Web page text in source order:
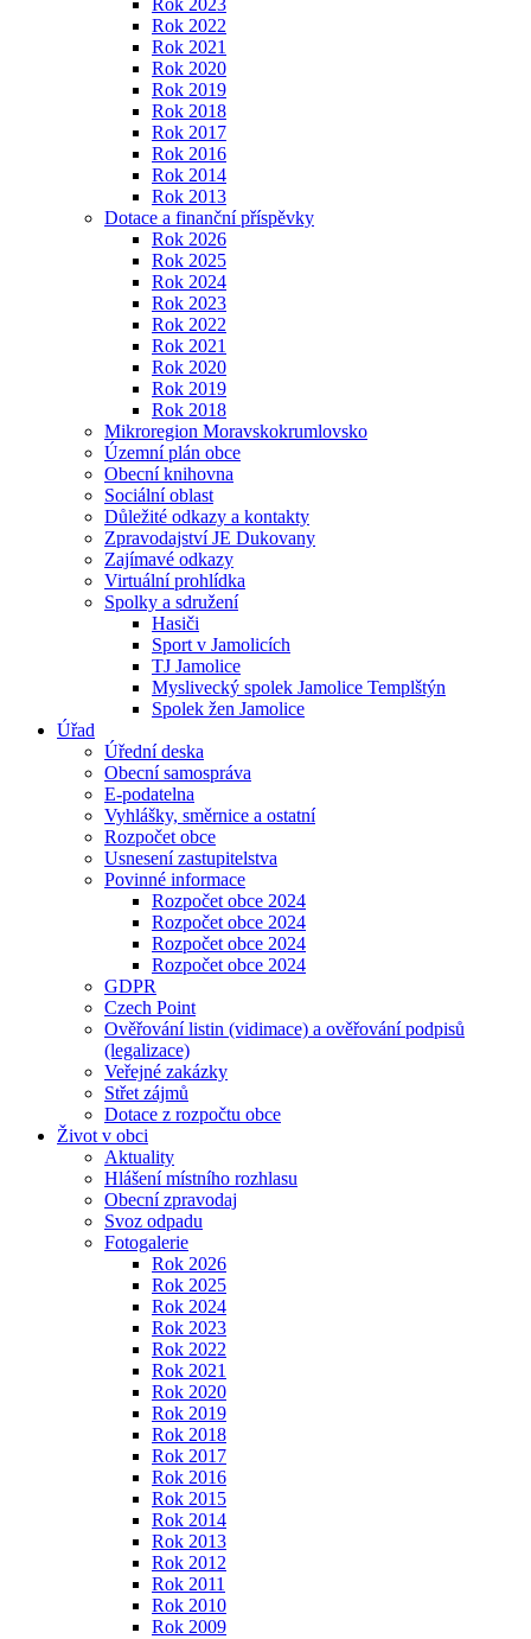
Rok 2023
Rok 2022
Rok 2021
Rok 2020
Rok 2019
Rok 2018
Rok 2017
Rok 2016
Rok 2014
Rok 2013
Dotace a finanční příspěvky
Rok 2026
Rok 2025
Rok 2024
Rok 2023
Rok 2022
Rok 2021
Rok 2020
Rok 2019
Rok 2018
Mikroregion Moravskokrumlovsko
Územní plán obce
Obecní knihovna
Sociální oblast
Důležité odkazy a kontakty
Zpravodajství JE Dukovany
Zajímavé odkazy
Virtuální prohlídka
Spolky a sdružení
Hasiči
Sport v Jamolicích
TJ Jamolice
Myslivecký spolek Jamolice Templštýn
Spolek žen Jamolice
Úřad
Úřední deska
Obecní samospráva
E-podatelna
Vyhlášky, směrnice a ostatní
Rozpočet obce
Usnesení zastupitelstva
Povinné informace
Rozpočet obce 2024
Rozpočet obce 2024
Rozpočet obce 2024
Rozpočet obce 2024
GDPR
Czech Point
Ověřování listin (vidimace) a ověřování podpisů
(legalizace)
Veřejné zakázky
Střet zájmů
Dotace z rozpočtu obce
Život v obci
Aktuality
Hlášení místního rozhlasu
Obecní zpravodaj
Svoz odpadu
Fotogalerie
Rok 2026
Rok 2025
Rok 2024
Rok 2023
Rok 2022
Rok 2021
Rok 2020
Rok 2019
Rok 2018
Rok 2017
Rok 2016
Rok 2015
Rok 2014
Rok 2013
Rok 2012
Rok 2011
Rok 2010
Rok 2009